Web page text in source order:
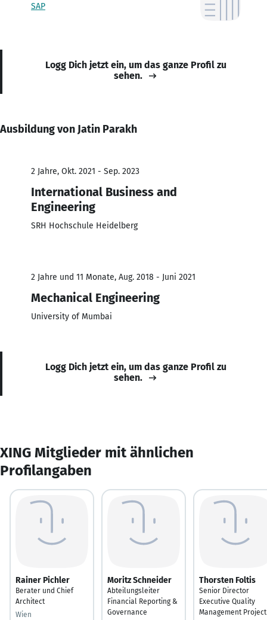
SAP
Logg Dich jetzt ein, um das ganze Profil zu
sehen.
Ausbildung von Jatin Parakh
2 Jahre, Okt. 2021 - Sep. 2023
International Business and
Engineering
SRH Hochschule Heidelberg
2 Jahre und 11 Monate, Aug. 2018 - Juni 2021
Mechanical Engineering
University of Mumbai
Logg Dich jetzt ein, um das ganze Profil zu
sehen.
XING Mitglieder mit ähnlichen
Profilangaben
Rainer Pichler
Berater und Chief
Architect
Wien
Moritz Schneider
Abteilungsleiter
Financial Reporting &
Governance
Thorsten Foltis
Senior Director
Executive Quality
Management Project